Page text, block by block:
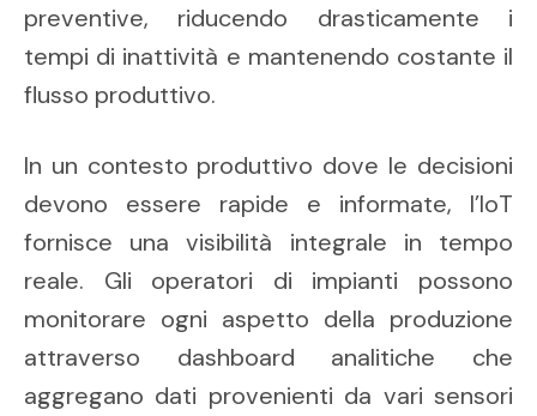
preventive, riducendo drasticamente i
tempi di inattività e mantenendo costante il
flusso produttivo.
In un contesto produttivo dove le decisioni
devono essere rapide e informate, l’IoT
fornisce una visibilità integrale in tempo
reale. Gli operatori di impianti possono
monitorare ogni aspetto della produzione
attraverso dashboard analitiche che
aggregano dati provenienti da vari sensori